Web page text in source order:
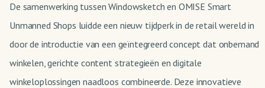
De samenwerking tussen Windowsketch en OMISE Smart
Unmanned Shops luidde een nieuw tijdperk in de retail wereld in
door de introductie van een geïntegreerd concept dat onbemand
winkelen, gerichte content strategieën en digitale
winkeloplossingen naadloos combineerde. Deze innovatieve